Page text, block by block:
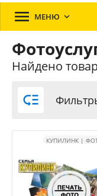
 МЕНЮ 
Найдено

КУПИЛИНК |